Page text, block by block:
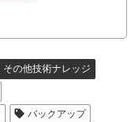
その他技術ナレッジ
バックアップ